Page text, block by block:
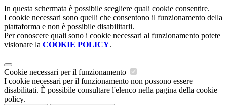
In questa schermata è possibile scegliere quali cookie consentire.
I cookie necessari sono quelli che consentono il funzionamento della
piattaforma e non è possibile disabilitarli.
Per conoscere quali sono i cookie necessari al funzionamento potete
visionare la COOKIE POLICY.
Cookie necessari per il funzionamento
I cookie necessari per il funzionamento non possono essere
disabilitati. È possibile consultare l'elenco nella pagina della cookie
policy.